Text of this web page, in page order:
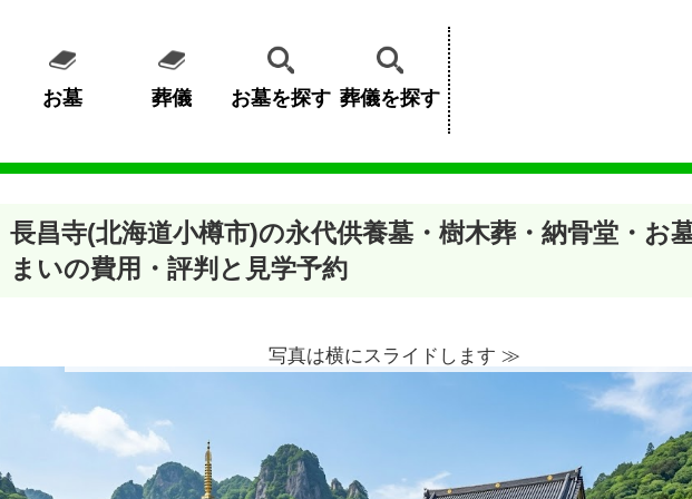
お墓 葬儀 お墓を探す 葬儀を探す
長昌寺(北海道小樽市)の永代供養墓・樹木葬・納骨堂・お
まいの費用・評判と見学予約
写真は横にスライドします ≫︎